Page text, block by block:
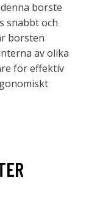
borste
snabbt och
borsten
av olika
för effektiv